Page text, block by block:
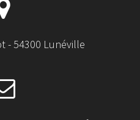
- 54300 Lunéville